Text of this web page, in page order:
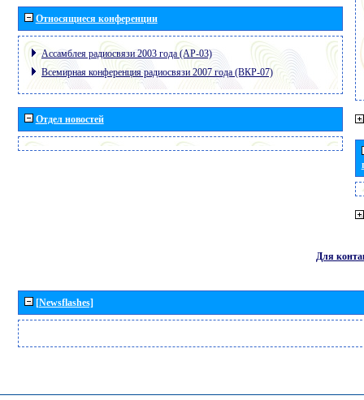
Относящиеся конференции
Ассамблея радиосвязи 2003 года (АР-03)
Всемирная конференция радиосвязи 2007 года (ВКР-07)
Отдел новостей
Для
[Newsflashes]